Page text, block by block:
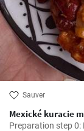
Sauver
Mexické kuracie
Preparation step 0: